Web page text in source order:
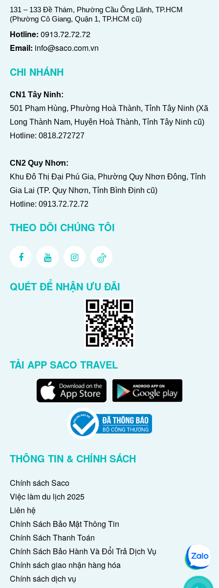
131 – 133 Đề Thám, Phường Cầu Ông Lãnh, TP.HCM
(Phường Cô Giang, Quận 1, TP.HCM cũ)
Hotline: 0913.72.72.72
Email: info@saco.com.vn
CHI NHÁNH
CN1 Tây Ninh:
501 Phạm Hùng, Phường Hoà Thành, Tỉnh Tây Ninh (Xã
Long Thành Nam, Huyện Hoà Thành, Tỉnh Tây Ninh cũ)
Hotline: 0818.272727
CN2 Quy Nhơn:
Khu Đô Thị Đại Phú Gia, Phường Quy Nhơn Đông, Tỉnh
Gia Lai (TP. Quy Nhơn, Tỉnh Bình Định cũ)
Hotline: 0913.72.72.72
THEO DÕI CHÚNG TÔI
QUÉT ĐỂ NHẬN ƯU ĐÃI
TẢI APP SACO TRAVEL
THÔNG TIN & CHÍNH SÁCH
Chính sách Saco
Việc làm du lịch 2025
Liên hệ
Chính Sách Bảo Mật Thông Tin
Chính Sách Thanh Toán
Chính Sách Bảo Hành Và Đổi Trả Dịch Vụ
Chính sách giao nhận hàng hóa
Chính sách dịch vụ